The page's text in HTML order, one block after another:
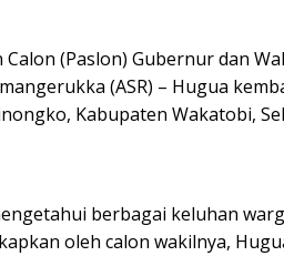
(Paslon) Gubernur dan
(ASR) – Hugua
Kabupaten Wakatobi,
berbagai keluhan
oleh calon wakilnya,